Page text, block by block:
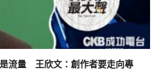
是流量 王欣文：創作者要走向專